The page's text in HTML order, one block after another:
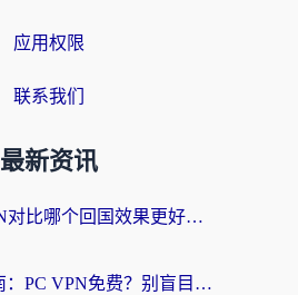
应用权限
联系我们
最新资讯
穿梭和星河VPN对比哪个回国效果更好？海外党亲测5款加速器的无缝访问指南
海外党避坑指南：PC VPN免费？别盲目！教你选对回国加速器无缝刷国内资源